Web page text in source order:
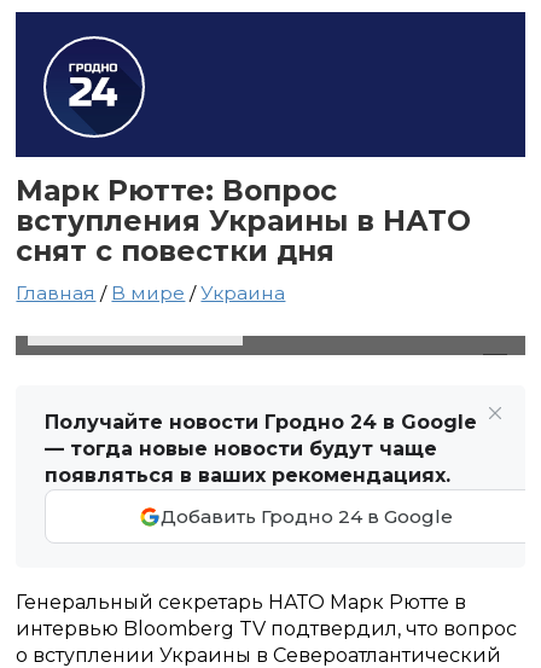
Марк Рютте: Вопрос
вступления Украины в НАТО
снят с повестки дня
Главная / В мире /Украина
Получайте новости Гродно 24 в Google
— тогда новые новости будут чаще
появляться в ваших рекомендациях.
Добавить Гродно 24 в Google
Генеральный секретарь НАТО Марк Рютте в
интервью Bloomberg TV подтвердил, что вопрос
о вступлении Украины в Североатлантический